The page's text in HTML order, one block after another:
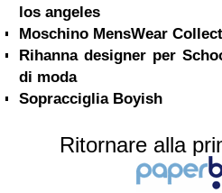
los angeles
Moschino MensWear
Rihanna designer per
di moda
Sopracciglia Boyish
Ritornare alla